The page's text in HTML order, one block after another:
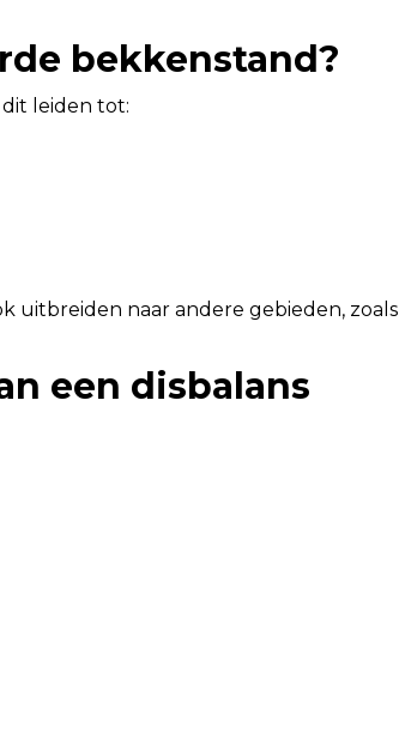
bekkenstand?
leiden tot:
uitbreiden naar andere gebieden, zoals
een disbalans